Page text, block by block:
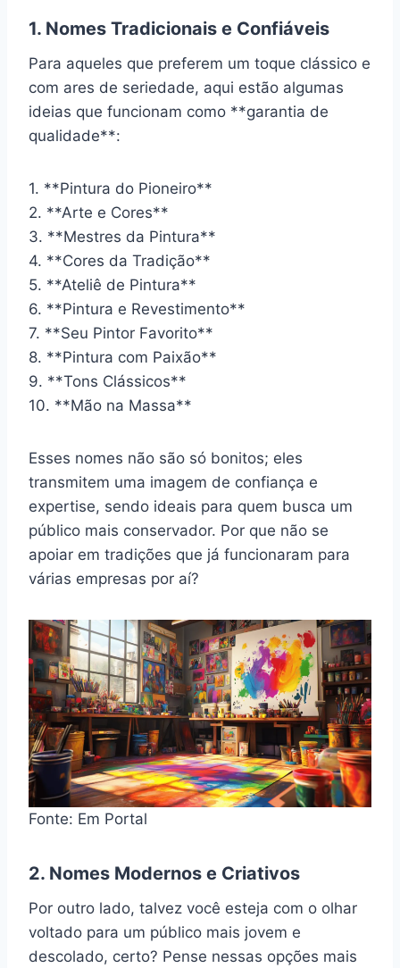
1. Nomes Tradicionais e Confiáveis
Para aqueles que preferem um toque clássico e
com ares de seriedade, aqui estão algumas
ideias que funcionam como **garantia de
qualidade**:
1. **Pintura do Pioneiro**
2. **Arte e Cores**
3. **Mestres da Pintura**
4. **Cores da Tradição**
5. **Ateliê de Pintura**
6. **Pintura e Revestimento**
7. **Seu Pintor Favorito**
8. **Pintura com Paixão**
9. **Tons Clássicos**
10. **Mão na Massa**
Esses nomes não são só bonitos; eles
transmitem uma imagem de confiança e
expertise, sendo ideais para quem busca um
público mais conservador. Por que não se
apoiar em tradições que já funcionaram para
várias empresas por aí?
Fonte: Em Portal
2. Nomes Modernos e Criativos
Por outro lado, talvez você esteja com o olhar
voltado para um público mais jovem e
descolado, certo? Pense nessas opções mais